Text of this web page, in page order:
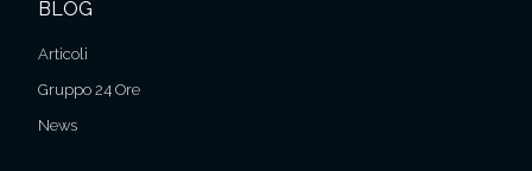
BLOG
Articoli
Gruppo 24 Ore
News